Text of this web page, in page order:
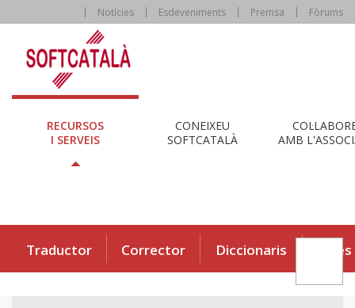
Notícies Esdeveniments Premsa Fòrums
RECURSOS
I SERVEIS
CONEIXEU
SOFTCATALÀ
AMB
Traductor Corrector Diccionaris Eines